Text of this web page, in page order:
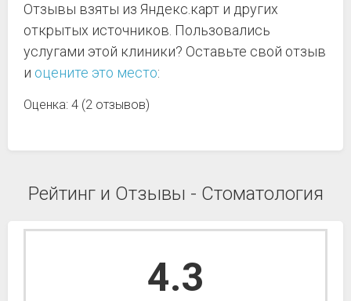
Отзывы взяты из Яндекс.карт и других
открытых источников. Пользовались
услугами этой клиники? Оставьте свой отзыв
и оцените это место:
Оценка: 4 (2 отзывов)
Рейтинг и Отзывы - Стоматология
4.3